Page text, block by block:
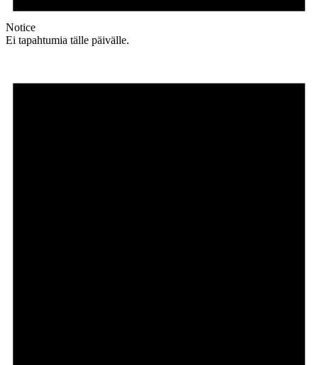
Notice
Ei tapahtumia tälle päivälle.